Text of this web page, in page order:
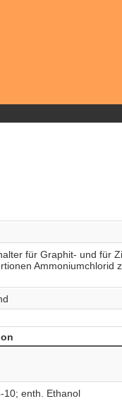
für Graphit- und für
10; enth. Ethanol